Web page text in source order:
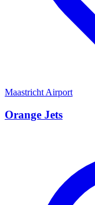
Maastricht Airport
Orange Jets